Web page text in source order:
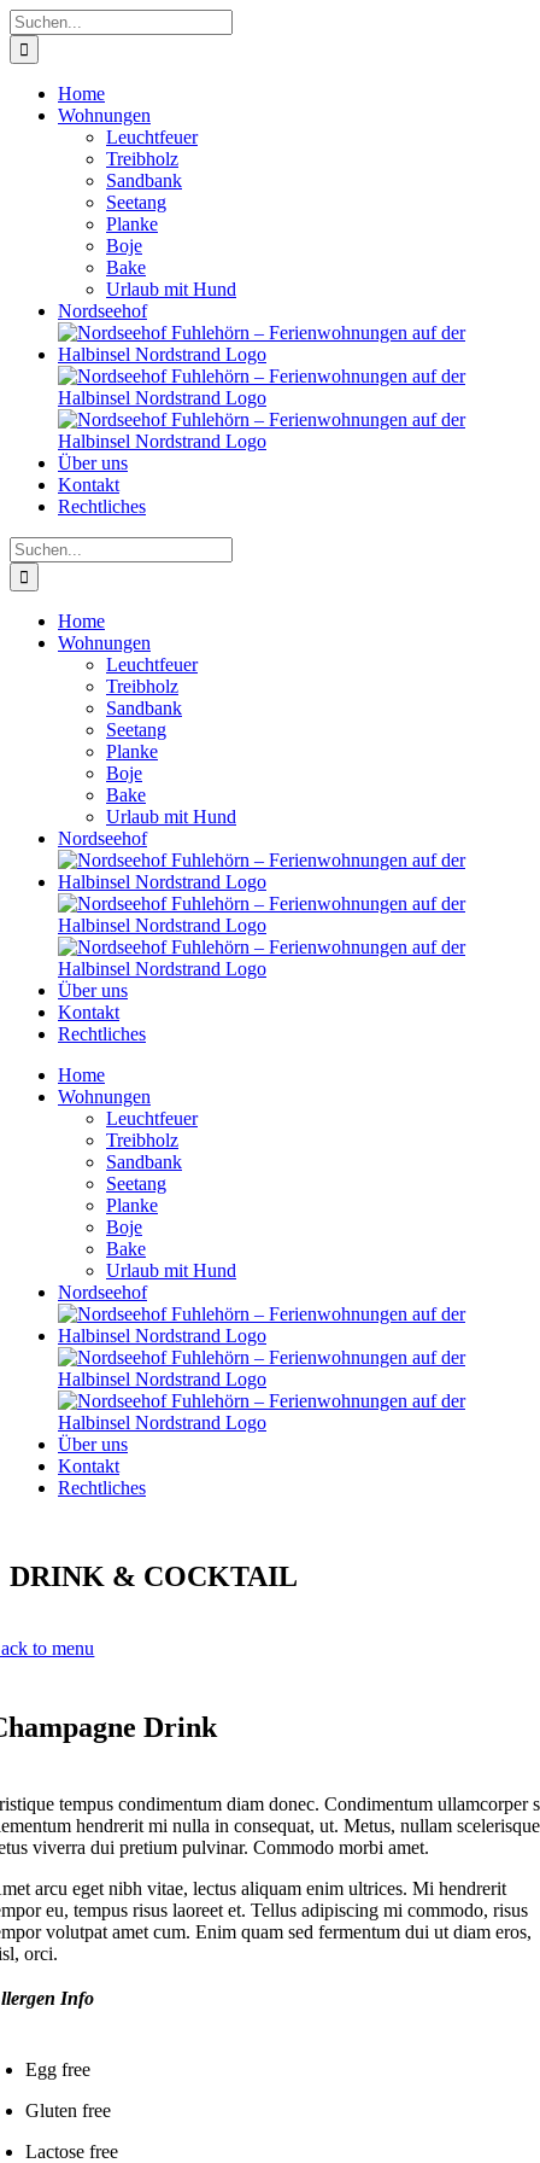
Zum
Inhalt
springen
Suche
nach:
Home
Wohnungen
Leuchtfeuer
Treibholz
Sandbank
Seetang
Planke
Boje
Bake
Urlaub mit Hund
Nordseehof
Über uns
Kontakt
Rechtliches
Suche
nach:
Home
Wohnungen
Leuchtfeuer
Treibholz
Sandbank
Seetang
Planke
Boje
Bake
Urlaub mit Hund
Nordseehof
Über uns
Kontakt
Rechtliches
Home
Wohnungen
Leuchtfeuer
Treibholz
Sandbank
Seetang
Planke
Boje
Bake
Urlaub mit Hund
Nordseehof
Über uns
Kontakt
Rechtliches
DRINK & COCKTAIL
to menu
Drink
tempus condimentum diam donec. Condimentum ullamcorper
hendrerit mi nulla in consequat, ut. Metus, nullam scelerisque
viverra dui pretium pulvinar. Commodo morbi amet.
arcu eget nibh vitae, lectus aliquam enim ultrices. Mi hendrerit
eu, tempus risus laoreet et. Tellus adipiscing mi commodo, risus
volutpat amet cum. Enim quam sed fermentum dui ut diam eros,
orci.
Info
Egg free
Gluten free
Lactose free